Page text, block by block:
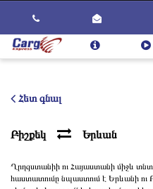
Ծառայություններ
Կարիերա
Հետ գնալ
Բիշքեկ Երևան
Ղրղզստանիի ու Հայաստանի միջև
հաստատումը նպաստում է Երևանի ու